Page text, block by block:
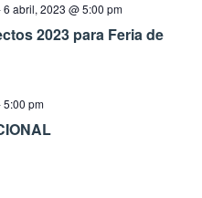
6 abril, 2023 @ 5:00 pm
2023 para Feria de
5:00 pm